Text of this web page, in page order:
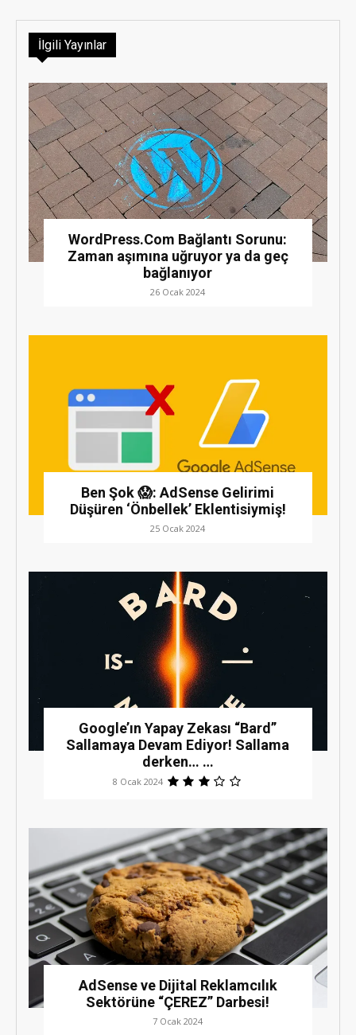
İlgili Yayınlar
WordPress.Com Bağlantı Sorunu:
Zaman aşımına uğruyor ya da geç
bağlanıyor
26 Ocak 2024
Ben Şok 😱: AdSense Gelirimi
Düşüren ‘Önbellek’ Eklentisiymiş!
25 Ocak 2024
Google’ın Yapay Zekası “Bard”
Sallamaya Devam Ediyor! Sallama
derken… …
8 Ocak 2024
AdSense ve Dijital Reklamcılık
Sektörüne “ÇEREZ” Darbesi!
7 Ocak 2024